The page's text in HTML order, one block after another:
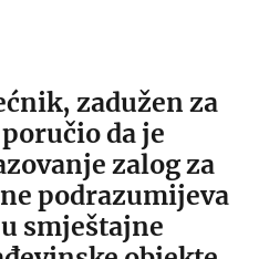
zadužen za
da je
zalog za
podrazumijeva
smještajne